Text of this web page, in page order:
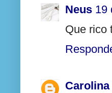
Neus 19
Que rico